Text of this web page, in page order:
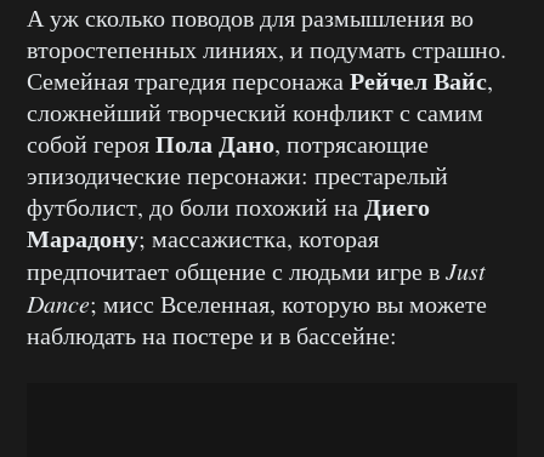
А уж сколько поводов для размышления во
второстепенных линиях, и подумать страшно.
Семейная трагедия персонажаРейчел Вайс,
сложнейший творческий конфликт с самим
собой герояПола Дано, потрясающие
эпизодические персонажи: престарелый
футболист, до боли похожий наДиего
Марадону; массажистка, которая
предпочитает общение с людьми игре вJust
Dance; мисс Вселенная, которую вы можете
наблюдать на постере и в бассейне: